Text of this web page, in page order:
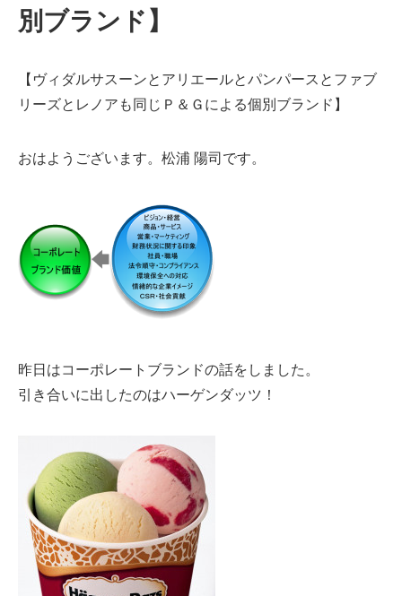
別ブランド】
【ヴィダルサスーンとアリエールとパンパースとファブ
リーズとレノアも同じＰ＆Ｇによる個別ブランド】
おはようございます。松浦 陽司です。
昨日はコーポレートブランドの話をしました。
引き合いに出したのはハーゲンダッツ！